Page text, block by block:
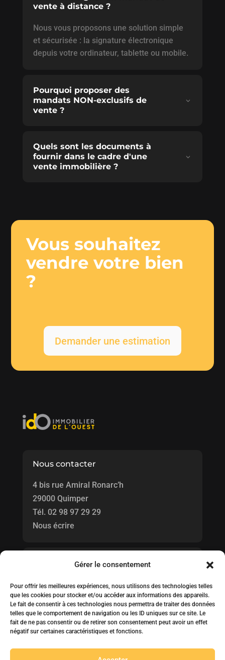
Gérer le consentement
Pour offrir les meilleures expériences, nous utilisons des technologies telles
que les cookies pour stocker et/ou accéder aux informations des appareils.
Le fait de consentir à ces technologies nous permettra de traiter des données
telles que le comportement de navigation ou les ID uniques sur ce site. Le
fait de ne pas consentir ou de retirer son consentement peut avoir un effet
négatif sur certaines caractéristiques et fonctions.
vente à distance ?
Nous vous proposons une solution simple
et sécurisée : la signature électronique
depuis votre ordinateur, tablette ou mobile.
Pourquoi proposer des
mandats NON-exclusifs de
vente ?
Quels sont les documents à
fournir dans le cadre d'une
vente immobilière ?
Vous souhaitez
vendre votre bien
?
Demander une estimation
Nous contacter
4 bis rue Amiral Ronarc’h
29000 Quimper
Tél. 02 98 97 29 29
Nous écrire
Honoraires d'agence